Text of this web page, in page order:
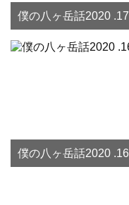
僕の八ヶ岳話2020 .17
僕の八ヶ岳話2020 .16